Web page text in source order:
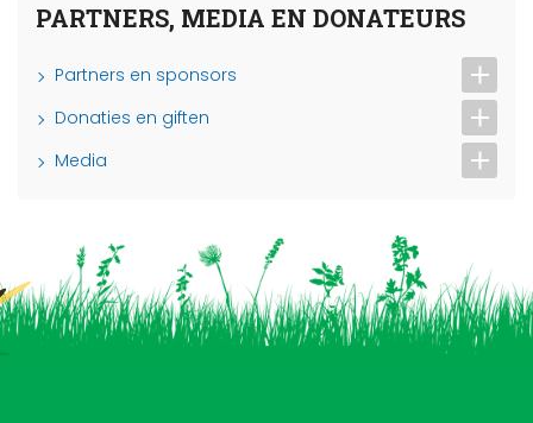
PARTNERS, MEDIA EN DONATEURS
Partners en sponsors
Donaties en giften
Media